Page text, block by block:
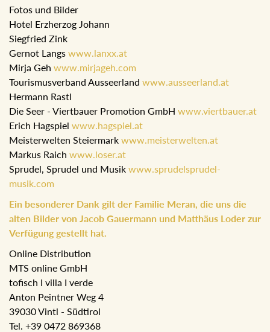
Fotos und Bilder
Hotel Erzherzog Johann
Siegfried Zink
Gernot Langs www.lanxx.at
Mirja Geh www.mirjageh.com
Tourismusverband Ausseerland www.ausseerland.at
Hermann Rastl
Die Seer - Viertbauer Promotion GmbH www.viertbauer.at
Erich Hagspiel www.hagspiel.at
Meisterwelten Steiermark www.meisterwelten.at
Markus Raich www.loser.at
Sprudel, Sprudel und Musik www.sprudelsprudel-
musik.com
Ein besonderer Dank gilt der Familie Meran, die uns die
alten Bilder von Jacob Gauermann und Matthäus Loder zur
Verfügung gestellt hat.
Online Distribution
MTS online GmbH
tofisch I villa I verde
Anton Peintner Weg 4
39030 Vintl - Südtirol
Tel. +39 0472 869368